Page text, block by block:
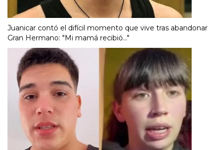
Juanicar contó el difícil momento que vive tras abandonar
Gran Hermano: "Mi mamá recibió..."